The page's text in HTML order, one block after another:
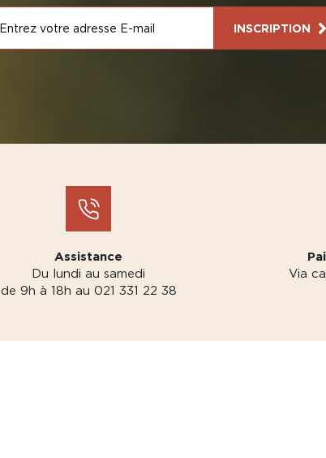
INSCRIPTION
Assistance
Du lundi au samedi
de 9h à 18h au 021 331 22 38
Via